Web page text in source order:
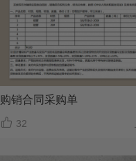
购销合同采购单
 32